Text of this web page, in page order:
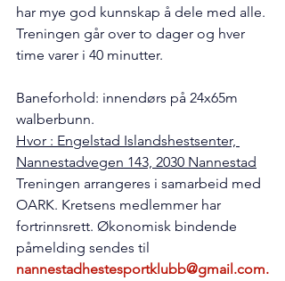
har mye god kunnskap å dele med alle.
Treningen går over to dager og hver
time varer i 40 minutter.
Baneforhold: innendørs på 24x65m
walberbunn.
Hvor : Engelstad Islandshestsenter,
Nannestadvegen 143, 2030 Nannestad
Treningen arrangeres i samarbeid med
OARK. Kretsens medlemmer har
fortrinnsrett. Økonomisk bindende
påmelding sendes til
nannestadhestesportklubb@gmail.com.